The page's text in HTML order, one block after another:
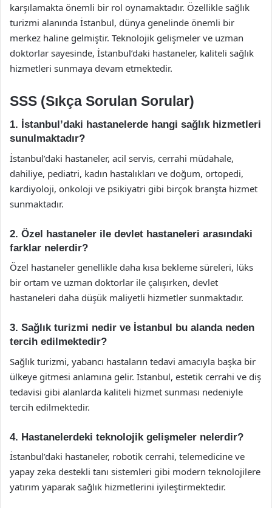
karşılamakta önemli bir rol oynamaktadır. Özellikle sağlık
turizmi alanında İstanbul, dünya genelinde önemli bir
merkez haline gelmiştir. Teknolojik gelişmeler ve uzman
doktorlar sayesinde, İstanbul’daki hastaneler, kaliteli sağlık
hizmetleri sunmaya devam etmektedir.
SSS (Sıkça Sorulan Sorular)
1. İstanbul’daki hastanelerde hangi sağlık hizmetleri
sunulmaktadır?
İstanbul’daki hastaneler, acil servis, cerrahi müdahale,
dahiliye, pediatri, kadın hastalıkları ve doğum, ortopedi,
kardiyoloji, onkoloji ve psikiyatri gibi birçok branşta hizmet
sunmaktadır.
2. Özel hastaneler ile devlet hastaneleri arasındaki
farklar nelerdir?
Özel hastaneler genellikle daha kısa bekleme süreleri, lüks
bir ortam ve uzman doktorlar ile çalışırken, devlet
hastaneleri daha düşük maliyetli hizmetler sunmaktadır.
3. Sağlık turizmi nedir ve İstanbul bu alanda neden
tercih edilmektedir?
Sağlık turizmi, yabancı hastaların tedavi amacıyla başka bir
ülkeye gitmesi anlamına gelir. İstanbul, estetik cerrahi ve diş
tedavisi gibi alanlarda kaliteli hizmet sunması nedeniyle
tercih edilmektedir.
4. Hastanelerdeki teknolojik gelişmeler nelerdir?
İstanbul’daki hastaneler, robotik cerrahi, telemedicine ve
yapay zeka destekli tanı sistemleri gibi modern teknolojilere
yatırım yaparak sağlık hizmetlerini iyileştirmektedir.